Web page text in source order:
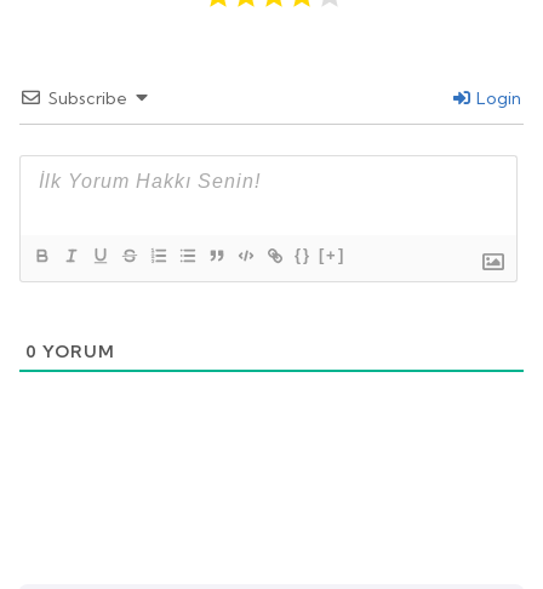
Subscribe Login
{} [+]
0 YORUM